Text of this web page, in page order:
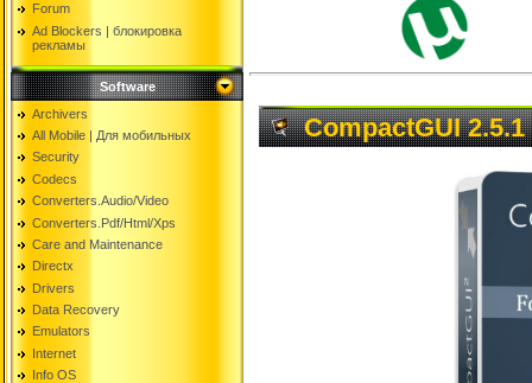
Forum
Ad Blockers | блокировкa
рекламы
Software
Archivers
All Mobile | Для мобильных
Security
Codecs
Converters.Audio/Video
Converters.Pdf/Html/Xps
Care and Maintenance
Directx
Drivers
Data Recovery
Emulators
Internet
Info OS
CompactGUI